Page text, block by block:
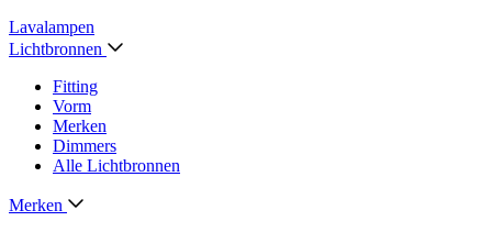
Lavalampen
Lichtbronnen
Fitting
Vorm
Merken
Dimmers
Alle Lichtbronnen
Merken